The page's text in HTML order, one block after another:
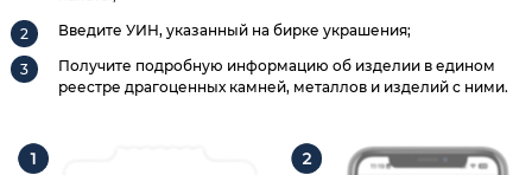
Введите УИН, указанный на бирке украшения;
Получите подробную информацию об изделии в едином
реестре драгоценных камней, металлов и изделий с ними.